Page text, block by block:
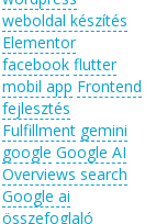
weboldal készítés
Elementor
facebook flutter
mobil app Frontend
fejlesztés
Fulfillment gemini
google Google AI
Overviews search
Google ai
összefoglaló